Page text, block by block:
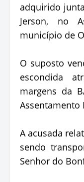
adquirido
Jerson, no
município de
O suposto
escondida
margens da
Assentamento
A acusada
sendo
Senhor do